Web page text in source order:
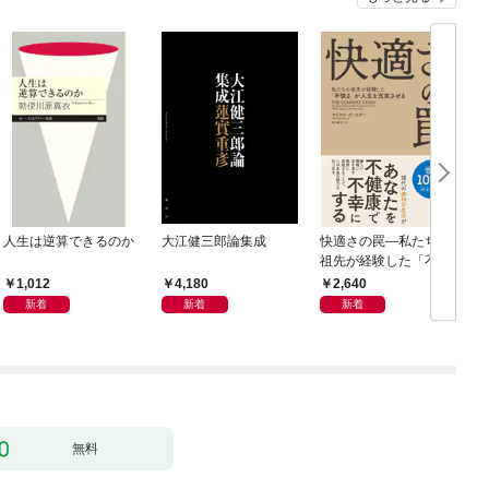
人生は逆算できるのか
1,012
新着
大江健三郎論集成
4,180
新着
快適さの罠―私たちの
祖先が経験した「不快
さ」が人生を充実させ
る
2,640
新着
無料